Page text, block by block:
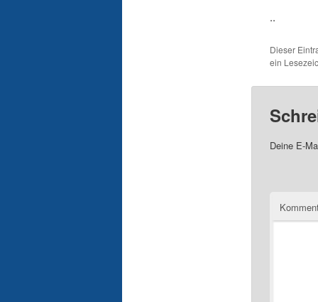
..
Dieser
ein
Deine E-